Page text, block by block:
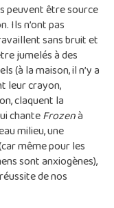
peuvent être source
Ils n’ont pas
sans bruit et
jumelés à des
(à la maison, il n’y a
leur crayon,
claquent la
chanteFrozenà
milieu, une
même pour les
sont anxiogènes),
de nos